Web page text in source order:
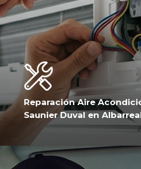
Reparación Aire
Saunier Duval en